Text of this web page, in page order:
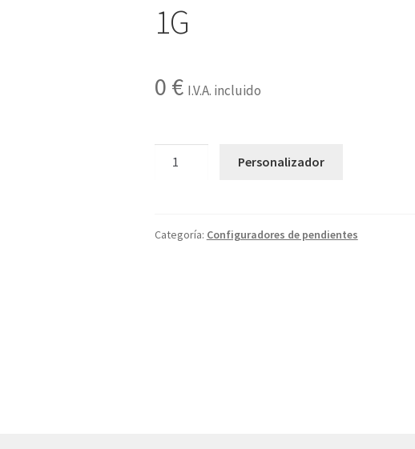
1G
0 € I.V.A. incluido
Personalizador
Categoría: Configuradores de pendientes